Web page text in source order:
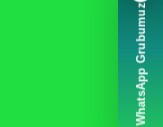
WhatsApp Grubumuz